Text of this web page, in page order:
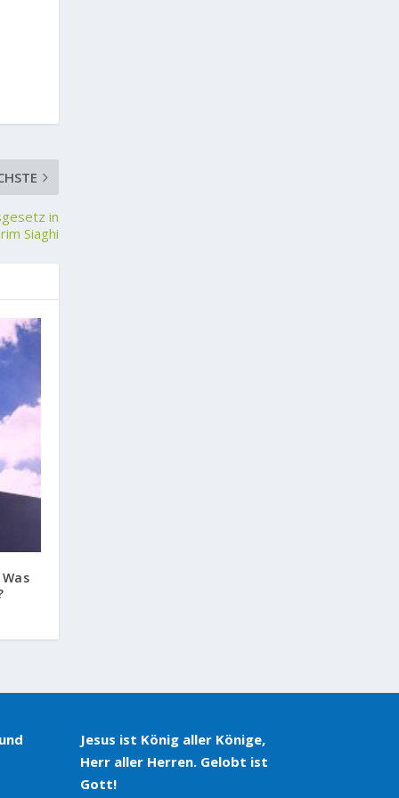
in
Siaghi
Jesus ist König aller Könige,
Herr aller Herren. Gelobt ist
Gott!